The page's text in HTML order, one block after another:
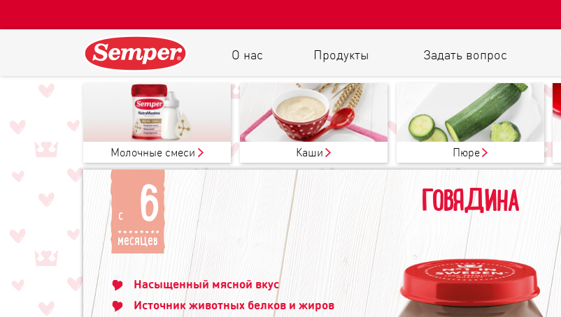
О нас Продукты Задать вопрос
Молочные смеси Каши Пюре
Насыщенный мясной вкус
Источник животных белков и жиров
c 6
месяцев
ГОВЯДИНА